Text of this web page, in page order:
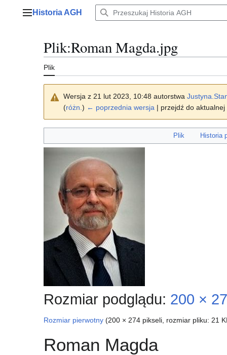
Menu główne
Historia AGH
Plik:Roman Magda.jpg
Plik
Wersja z 21 lut 2023, 10:48 autorstwa
(różn. ) ← poprzednia wersja | przejdź do
Plik Historia
Rozmiar podglądu: 200 ×
Rozmiar pierwotny (200 × 274 pikseli, rozmiar pliku: 21
Roman Magda